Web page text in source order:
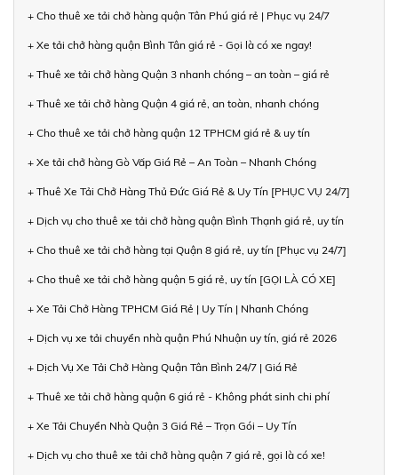
+ Cho thuê xe tải chở hàng quận Tân Phú giá rẻ | Phục vụ 24/7
+ Xe tải chở hàng quận Bình Tân giá rẻ - Gọi là có xe ngay!
+ Thuê xe tải chở hàng Quận 3 nhanh chóng – an toàn – giá rẻ
+ Thuê xe tải chở hàng Quận 4 giá rẻ, an toàn, nhanh chóng
+ Cho thuê xe tải chở hàng quận 12 TPHCM giá rẻ & uy tín
+ Xe tải chở hàng Gò Vấp Giá Rẻ – An Toàn – Nhanh Chóng
+ Thuê Xe Tải Chở Hàng Thủ Đức Giá Rẻ & Uy Tín [PHỤC VỤ 24/7]
+ Dịch vụ cho thuê xe tải chở hàng quận Bình Thạnh giá rẻ, uy tín
+ Cho thuê xe tải chở hàng tại Quận 8 giá rẻ, uy tín [Phục vụ 24/7]
+ Cho thuê xe tải chở hàng quận 5 giá rẻ, uy tín [GỌI LÀ CÓ XE]
+ Xe Tải Chở Hàng TPHCM Giá Rẻ | Uy Tín | Nhanh Chóng
+ Dịch vụ xe tải chuyển nhà quận Phú Nhuận uy tín, giá rẻ 2026
+ Dịch Vụ Xe Tải Chở Hàng Quận Tân Bình 24/7 | Giá Rẻ
+ Thuê xe tải chở hàng quận 6 giá rẻ - Không phát sinh chi phí
+ Xe Tải Chuyển Nhà Quận 3 Giá Rẻ – Trọn Gói – Uy Tín
+ Dịch vụ cho thuê xe tải chở hàng quận 7 giá rẻ, gọi là có xe!